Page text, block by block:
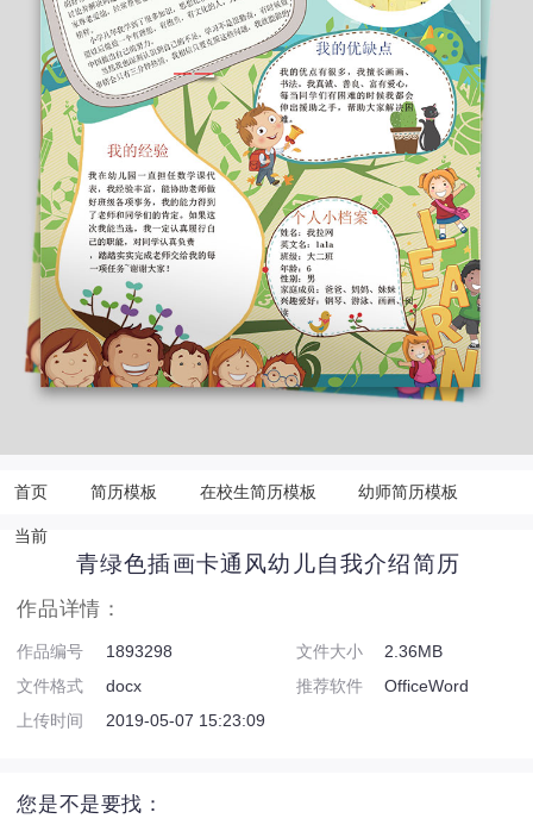
首页 简历模板 在校生简历模板 幼师简历模板
当前
青绿色插画卡通风幼儿自我介绍简历
作品详情：
作品编号 1893298 文件大小
2.36MB
文件格式
docx 推荐软件
OfficeWord
上传时间
2019-05-07 15:23:09
您是不是要找：